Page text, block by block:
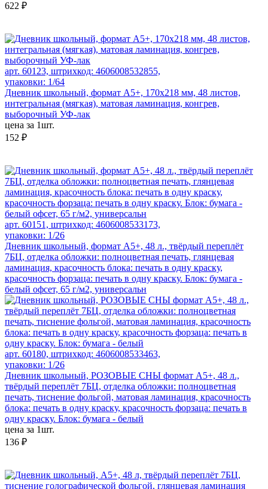
622 ₽
арт. 60123, штрихкод: 4606008532855,
упаковки: 1/64
Дневник школьный, формат А5+, 170х218 мм, 48 листов,
интегральная (мягкая), матовая ламинация, конгрев,
выборочный УФ-лак
цена за 1шт.
152 ₽
арт. 60151, штрихкод: 4606008533173,
упаковки: 1/26
Дневник школьный, формат А5+, 48 л., твёрдый переплёт
7БЦ, отделка обложки: полноцветная печать, глянцевая
ламинация, красочность блока: печать в одну краску,
красочность форзаца: печать в одну краску. Блок: бумага -
белый офсет, 65 г/м2, универсальн
арт. 60180, штрихкод: 4606008533463,
упаковки: 1/26
Дневник школьный, РОЗОВЫЕ СНЫ формат А5+, 48 л.,
твёрдый переплёт 7БЦ, отделка обложки: полноцветная
печать, тиснение фольгой, матовая ламинация, красочность
блока: печать в одну краску, красочность форзаца: печать в
одну краску. Блок: бумага - белый
цена за 1шт.
136 ₽